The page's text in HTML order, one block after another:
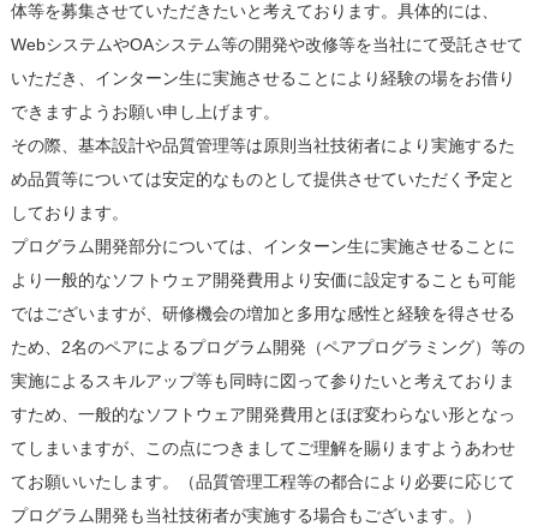
体等を募集させていただきたいと考えております。具体的には、
WebシステムやOAシステム等の開発や改修等を当社にて受託させて
いただき、インターン生に実施させることにより経験の場をお借り
できますようお願い申し上げます。
その際、基本設計や品質管理等は原則当社技術者により実施するた
め品質等については安定的なものとして提供させていただく予定と
しております。
プログラム開発部分については、インターン生に実施させることに
より一般的なソフトウェア開発費用より安価に設定することも可能
ではございますが、研修機会の増加と多用な感性と経験を得させる
ため、2名のペアによるプログラム開発（ペアプログラミング）等の
実施によるスキルアップ等も同時に図って参りたいと考えておりま
すため、一般的なソフトウェア開発費用とほぼ変わらない形となっ
てしまいますが、この点につきましてご理解を賜りますようあわせ
てお願いいたします。（品質管理工程等の都合により必要に応じて
プログラム開発も当社技術者が実施する場合もございます。）